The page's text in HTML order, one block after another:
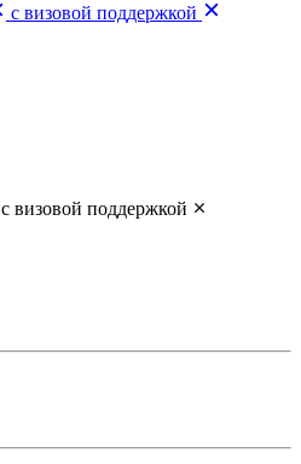
с визовой поддержкой
с визовой поддержкой